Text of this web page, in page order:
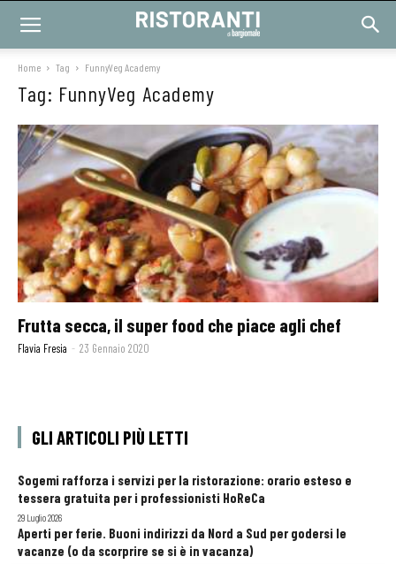
Home Tag FunnyVeg Academy
Tag: FunnyVeg Academy
Frutta secca, il super food che piace agli chef
Flavia Fresia - 23 Gennaio 2020
GLI ARTICOLI PIÙ LETTI
Sogemi rafforza i servizi per la ristorazione: orario esteso e
tessera gratuita per i professionisti HoReCa
29 Luglio 2026
Aperti per ferie. Buoni indirizzi da Nord a Sud per godersi le
vacanze (o da scorprire se si è in vacanza)